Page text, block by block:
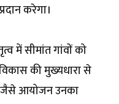
करेगा।
में सीमांत गांवों को
की मुख्यधारा से
जैसे आयोजन उनका